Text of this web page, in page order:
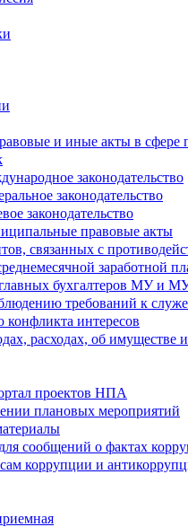
и иные акты в сфере
законодательство
законодательство
законодательство
правовые акты
связанных с
заработной
главных бухгалтеров МУ и
требований к
конфликта интересов
расходах, об имуществе
проектов НПА
плановых мероприятий
сообщений о фактах
коррупции и